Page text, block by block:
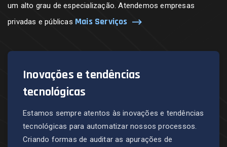
um alto grau de especialização. Atendemos empresas
privadas e públicas Mais Serviços
Inovações e tendências
tecnológicas
Estamos sempre atentos às inovações e tendências
tecnológicas para automatizar nossos processos.
Criando formas de auditar as apurações de